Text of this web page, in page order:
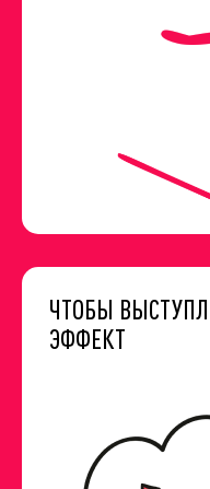
ЧТОБЫ
ЭФФЕКТ